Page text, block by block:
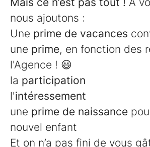
nous ajoutons :
Une prime de vacances
une prime, en fonction des
l'Agence ! 😃
la participation
l'intéressement
une prime de naissance
nouvel enfant
Et on n’a pas fini de vous